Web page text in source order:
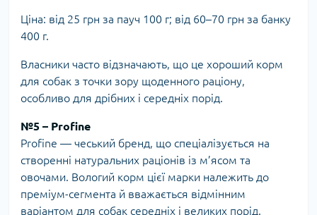
Ціна: від 25 грн за пауч 100 г; від 60–70 грн за банку
400 г.
Власники часто відзначають, що це хороший корм
для собак з точки зору щоденного раціону,
особливо для дрібних і середніх порід.
№5 – Profine
Profine — чеський бренд, що спеціалізується на
створенні натуральних раціонів із м’ясом та
овочами. Вологий корм цієї марки належить до
преміум-сегмента й вважається відмінним
варіантом для собак середніх і великих порід.